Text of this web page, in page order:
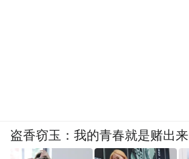
盗香窃玉：我的青春就是赌出